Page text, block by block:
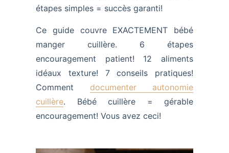
étapes simples = succès garanti!
Ce guide couvre EXACTEMENT bébé
manger cuillère. 6 étapes
encouragement patient! 12 aliments
idéaux texture! 7 conseils pratiques!
Comment documenter autonomie
cuillère. Bébé cuillère = gérable
encouragement! Vous avez ceci!